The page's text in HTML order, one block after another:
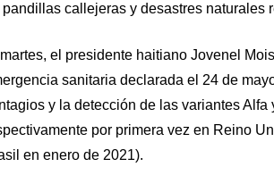
pandillas callejeras y desastres naturales
el presidente haitiano Jovenel
sanitaria declarada el 24 de
y la detección de las variantes Alfa
por primera vez en Reino
en enero de 2021).